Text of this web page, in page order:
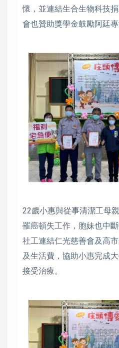
懷，並連結生合生物科技
會也贊助獎學金鼓勵阿廷專
22歲小惠與從事清潔工母
罹癌頓失工作，胞妹也中
社工連結仁光慈善會及高
及生活費，協助小惠完成
接受治療。